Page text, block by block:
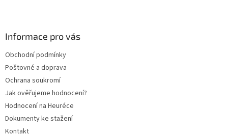
Informace pro vás
Obchodní podmínky
Poštovné a doprava
Ochrana soukromí
Jak ověřujeme hodnocení?
Hodnocení na Heuréce
Dokumenty ke stažení
Kontakt